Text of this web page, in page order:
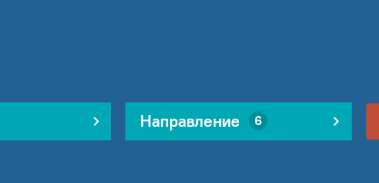
Направление 6